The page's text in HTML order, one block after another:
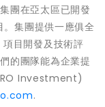
團在亞太區已開發
集團提供一應俱全
目開發及技術評
的團隊能為企業提
Investment)
.